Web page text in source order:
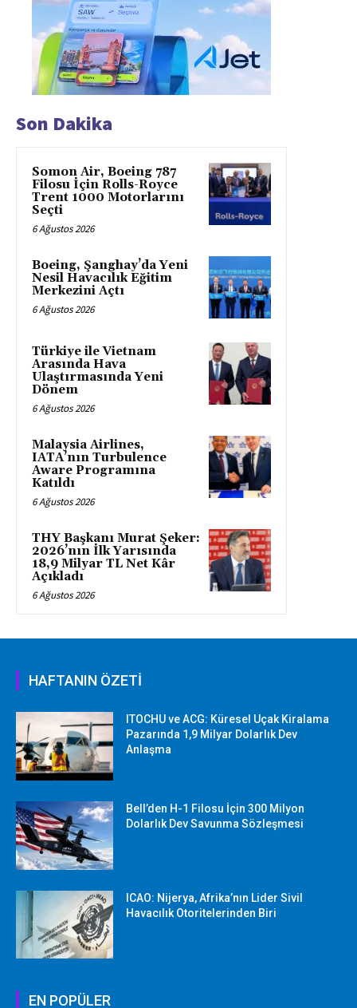
Son Dakika
Somon Air, Boeing 787
Filosu İçin Rolls-Royce
Trent 1000 Motorlarını
Seçti
6 Ağustos 2026
Boeing, Şanghay’da Yeni
Nesil Havacılık Eğitim
Merkezini Açtı
6 Ağustos 2026
Türkiye ile Vietnam
Arasında Hava
Ulaştırmasında Yeni
Dönem
6 Ağustos 2026
Malaysia Airlines,
IATA’nın Turbulence
Aware Programına
Katıldı
6 Ağustos 2026
THY Başkanı Murat Şeker:
2026’nın İlk Yarısında
18,9 Milyar TL Net Kâr
Açıkladı
6 Ağustos 2026
HAFTANIN ÖZETİ
ITOCHU ve ACG: Küresel Uçak Kiralama
Pazarında 1,9 Milyar Dolarlık Dev
Anlaşma
Bell’den H-1 Filosu İçin 300 Milyon
Dolarlık Dev Savunma Sözleşmesi
ICAO: Nijerya, Afrika’nın Lider Sivil
Havacılık Otoritelerinden Biri
EN POPÜLER